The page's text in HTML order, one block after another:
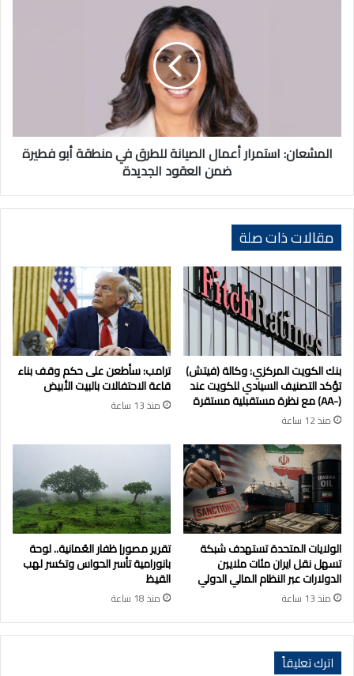
فطيرة
ضمن
المشعان: استمرار أعمال الصيانة للطرق في منطقة أبو فطيرة
ضمن العقود الجديدة
مقالات ذات صلة
بنك الكويت المركزي: وكالة (فيتش)
تؤكد التصنيف السيادي للكويت عند
(-AA) مع نظرة مستقبلية مستقرة
منذ 12 ساعة
ترامب: سأطعن على حكم وقف بناء
قاعة الاحتفالات بالبيت الأبيض
منذ 13 ساعة
الولايات المتحدة تستهدف شبكة
تسهل نقل ايران مئات ملايين
الدولارات عبر النظام المالي الدولي
منذ 13 ساعة
تقرير مصور| ظفار العُمانية.. لوحة
بانورامية تأسر الحواس وتكسر لهب
القيظ
منذ 18 ساعة
اترك تعليقاً